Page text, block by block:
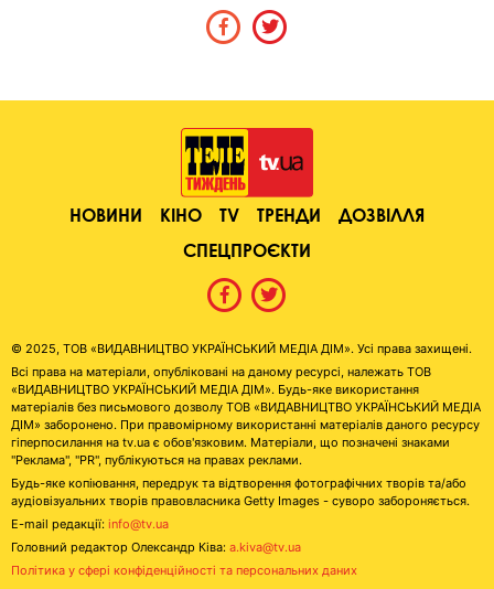
НОВИНИ КІНО TV ТРЕНДИ
ДОЗВІЛЛЯ
СПЕЦПРОЄКТИ
© 2025, ТОВ «ВИДАВНИЦТВО УКРАЇНСЬКИЙ МЕДІА ДІМ». Усі права захищені.
Всі права на матеріали, опубліковані на даному ресурсі, належать ТОВ
«ВИДАВНИЦТВО УКРАЇНСЬКИЙ МЕДІА ДІМ». Будь-яке використання
матеріалів без письмового дозволу ТОВ «ВИДАВНИЦТВО УКРАЇНСЬКИЙ МЕДІА
ДІМ» заборонено. При правомірному використанні матеріалів даного ресурсу
гіперпосилання на tv.ua є обов'язковим. Матеріали, що позначені знаками
"Реклама", "PR", публікуються на правах реклами.
Будь-яке копіювання, передрук та відтворення фотографічних творів та/або
аудіовізуальних творів правовласника Getty Images - суворо забороняється.
E-mail редакції: info@tv.ua
Головний редактор Олександр Ківа: a.kiva@tv.ua
Політика у сфері конфіденційності та персональних даних